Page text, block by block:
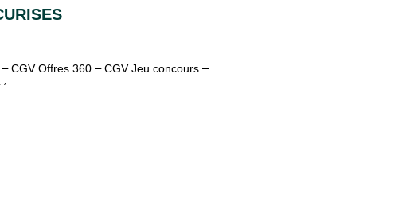
CGV Offres 360 –CGV Jeu concours –